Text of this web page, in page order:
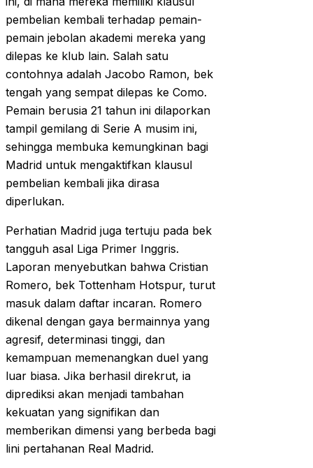
pembelian kembali terhadap pemain-
pemain jebolan akademi mereka yang
dilepas ke klub lain. Salah satu
contohnya adalah Jacobo Ramon, bek
tengah yang sempat dilepas ke Como.
Pemain berusia 21 tahun ini dilaporkan
tampil gemilang di Serie A musim ini,
sehingga membuka kemungkinan bagi
Madrid untuk mengaktifkan klausul
pembelian kembali jika dirasa
diperlukan.
Perhatian Madrid juga tertuju pada bek
tangguh asal Liga Primer Inggris.
Laporan menyebutkan bahwa Cristian
Romero, bek Tottenham Hotspur, turut
masuk dalam daftar incaran. Romero
dikenal dengan gaya bermainnya yang
agresif, determinasi tinggi, dan
kemampuan memenangkan duel yang
luar biasa. Jika berhasil direkrut, ia
diprediksi akan menjadi tambahan
kekuatan yang signifikan dan
memberikan dimensi yang berbeda bagi
lini pertahanan Real Madrid.